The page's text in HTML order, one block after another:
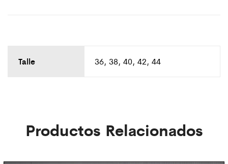
Talle 36, 38, 40, 42, 44
Productos Relacionados